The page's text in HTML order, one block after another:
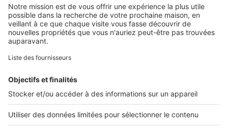
Ces astuces déco apportent de
l'ombre à votre terrasse pour
quelques dizaines d'euros
voisins : les bons réflexes à
adopter